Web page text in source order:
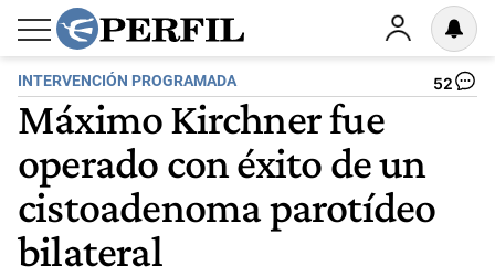
INTERVENCIÓN PROGRAMADA 52
Máximo Kirchner fue
operado con éxito de un
cistoadenoma parotídeo
bilateral